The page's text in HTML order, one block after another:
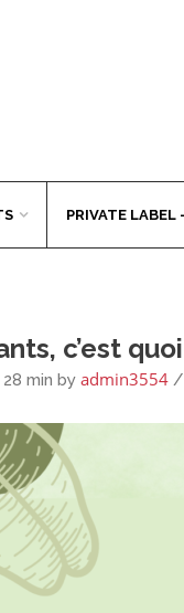
PRIVATE LABEL
c’est
min by admin3554 /